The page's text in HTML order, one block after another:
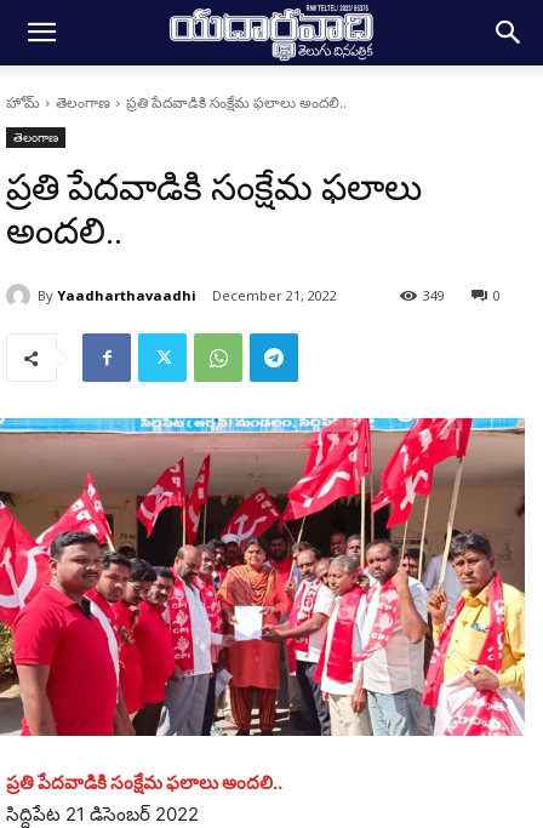
హోమ్ తెలంగాణ ప్రతి పేదవాడికి సంక్షేమ ఫలాలు అందలి..
తెలంగాణ
ప్రతి పేదవాడికి సంక్షేమ ఫలాలు
అందలి..
By Yaadharthavaadhi December 21, 2022 0
349
ప్రతి పేదవాడికి సంక్షేమ ఫలాలు అందలి..
సిద్దిపేట 21 డిసెంబర్ 2022